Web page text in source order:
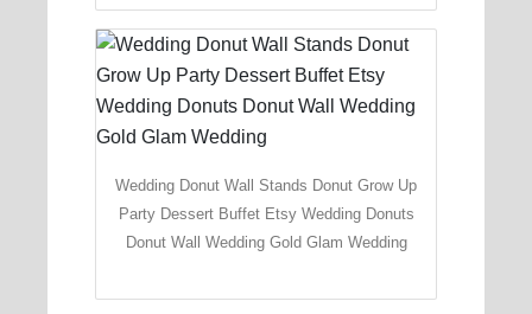
Wedding Donut Wall Stands Donut Grow Up
Party Dessert Buffet Etsy Wedding Donuts
Donut Wall Wedding Gold Glam Wedding